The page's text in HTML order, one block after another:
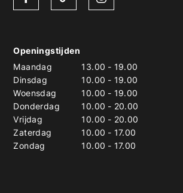
Openingstijden
Maandag
13.00 - 19.00
Dinsdag
10.00 - 19.00
Woensdag
10.00 - 19.00
Donderdag
10.00 - 20.00
Vrijdag
10.00 - 20.00
Zaterdag
10.00 - 17.00
Zondag
10.00 - 17.00